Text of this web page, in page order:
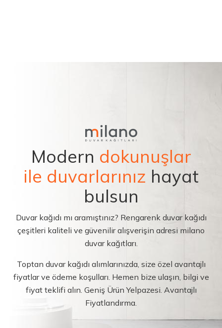
Modern dokunuşlar
ile duvarlarınız hayat
bulsun
Duvar kağıdı mı aramıştınız? Rengarenk duvar kağıdı
çeşitleri kaliteli ve güvenilir alışverişin adresi milano
duvar kağıtları.
Toptan duvar kağıdı alımlarınızda, size özel avantajlı
fiyatlar ve ödeme koşulları. Hemen bize ulaşın, bilgi ve
fiyat teklifi alın. Geniş Ürün Yelpazesi. Avantajlı
Fiyatlandırma.